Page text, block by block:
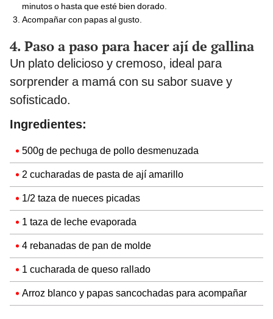
minutos o hasta que esté bien dorado.
Acompañar con papas al gusto.
4. Paso a paso para hacer ají de gallina
Un plato delicioso y cremoso, ideal para
sorprender a mamá con su sabor suave y
sofisticado.
Ingredientes:
500g de pechuga de pollo desmenuzada
2 cucharadas de pasta de ají amarillo
1/2 taza de nueces picadas
1 taza de leche evaporada
4 rebanadas de pan de molde
1 cucharada de queso rallado
Arroz blanco y papas sancochadas para acompañar